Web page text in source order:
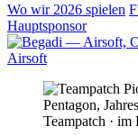
Wo wir 2026 spielen
Hauptsponsor
Teampatch · im